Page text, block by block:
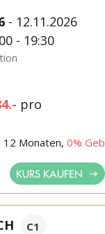
- 12.11.2026
- 19:30
pro
12 Monaten, 0%
KURS KAUFEN
C1